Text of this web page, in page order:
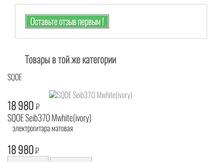
Оставьте отзыв первым !
Товары в той же категории
SQOE
18 980₽
SQOE Seib370 Mwhite(ivory)
электрогитара матовая
18 980₽